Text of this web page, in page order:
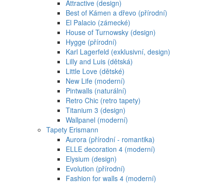
Attractive (design)
Best of Kámen a dřevo (přírodní)
El Palacio (zámecké)
House of Turnowsky (design)
Hygge (přírodní)
Karl Lagerfeld (exklusivní, design)
Lilly and Luis (dětská)
Little Love (dětské)
New Life (moderní)
Pintwalls (naturální)
Retro Chic (retro tapety)
Titanium 3 (design)
Wallpanel (moderní)
Tapety Erismann
Aurora (přírodní - romantika)
ELLE decoration 4 (moderní)
Elysium (design)
Evolution (přírodní)
Fashion for walls 4 (moderní)